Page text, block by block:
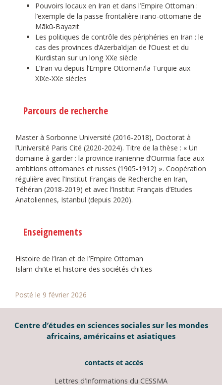
Pouvoirs locaux en Iran et dans l’Empire Ottoman :
l’exemple de la passe frontalière irano-ottomane de
Mākū-Bayazıt
Les politiques de contrôle des périphéries en Iran : le
cas des provinces d’Azerbaïdjan de l’Ouest et du
Kurdistan sur un long XXe siècle
L’Iran vu depuis l’Empire Ottoman/la Turquie aux
XIXe-XXe siècles
Parcours de recherche
Master à Sorbonne Université (2016-2018), Doctorat à
l’Université Paris Cité (2020-2024). Titre de la thèse : « Un
domaine à garder : la province iranienne d’Ourmia face aux
ambitions ottomanes et russes (1905-1912) ». Coopération
régulière avec l’Institut Français de Recherche en Iran,
Téhéran (2018-2019) et avec l’Institut Français d’Etudes
Anatoliennes, Istanbul (depuis 2020).
Enseignements
Histoire de l’Iran et de l’Empire Ottoman
Islam chi’ite et histoire des sociétés chi’ites
Posté le 9 février 2026
Centre d’études en sciences sociales sur les mondes
africains, américains et asiatiques
contacts et accès
Lettres d’Informations du CESSMA